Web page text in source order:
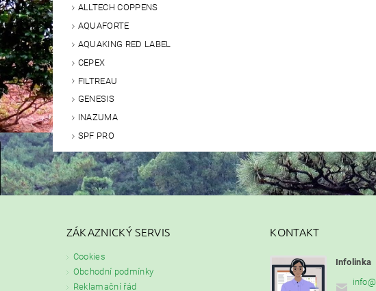
ALLTECH COPPENS
AQUAFORTE
AQUAKING RED LABEL
CEPEX
FILTREAU
GENESIS
INAZUMA
SPF PRO
ZÁKAZNICKÝ SERVIS
Cookies
Obchodní podmínky
Reklamační řád
KONTAKT
Infolinka
info@